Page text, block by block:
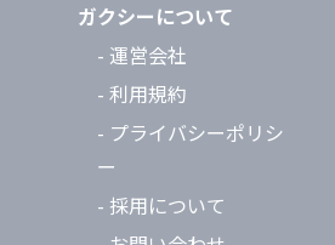
ガクシーについて
- 運営会社
- 利用規約
- プライバシーポリシ
ー
- 採用について